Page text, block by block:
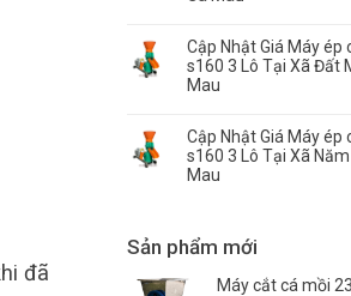
đã
Cập Nhật Giá Máy ép
s160 3 Lô Tại Xã Đất
Mau
Cập Nhật Giá Máy ép
s160 3 Lô Tại Xã Năm
Mau
Sản phẩm mới
Máy cắt cá mồi